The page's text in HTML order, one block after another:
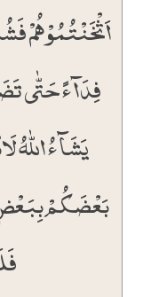
اَثۡخَنۡتُمُوۡہُمۡ
فِدَآءً حَتّٰی
یَشَآءُ
بَعۡضَکُمۡ بِبَعۡضٍ